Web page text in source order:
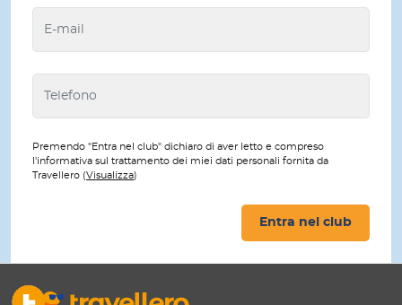
Premendo "Entra nel club" dichiaro di aver letto e compreso
l'informativa sul trattamento dei miei dati personali fornita da
Travellero (Visualizza)
Entra nel club